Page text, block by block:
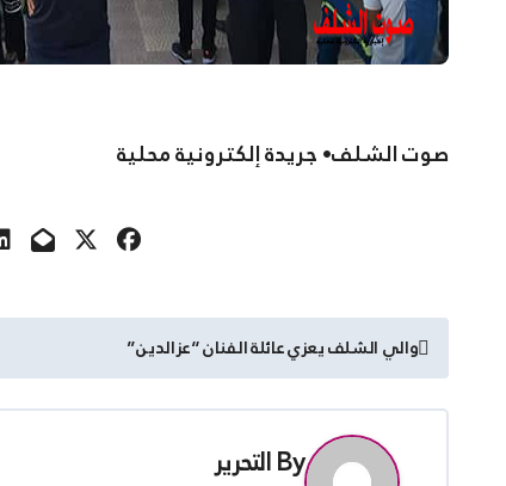
صوت الشلف• جريدة إلكترونية محلية
تصفّح
المقالات
والي الشلف يعزي عائلة الفنان “عزالدين”
Byالتحرير